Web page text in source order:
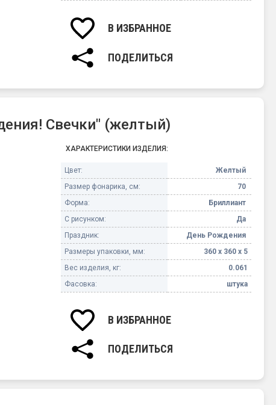
В ИЗБРАННОЕ
ПОДЕЛИТЬСЯ
Свечки" (желтый)
ХАРАКТЕРИСТИКИ ИЗДЕЛИЯ:
Цвет:
Желтый
Размер фонарика, см:
70
Форма:
Бриллиант
С рисунком:
Да
Праздник:
День Рождения
Размеры упаковки, мм:
360 х 360 х 5
Вес изделия, кг:
0.061
Фасовка:
штука
В ИЗБРАННОЕ
ПОДЕЛИТЬСЯ